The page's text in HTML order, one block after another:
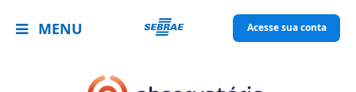
MENU Acesse sua conta